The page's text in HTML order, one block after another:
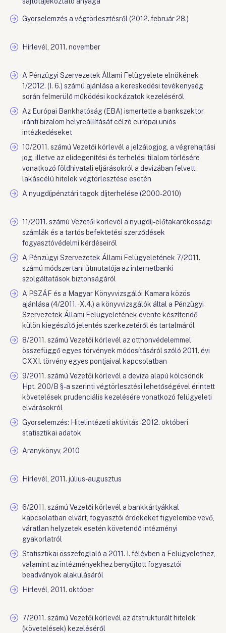
Gyorselemzés a végtörlesztésről (2012. február 28.)
Hírlevél, 2011. november
A Pénzügyi Szervezetek Állami Felügyelete elnökének
1/2012. (I. 6.) számú ajánlása a kereskedési tevékenység
során felmerülő működési kockázatok kezeléséről
Az Európai Bankhatóság (EBA) ismertette a bankszektor
iránti bizalom helyreállítását célzó európai uniós
intézkedéseket
10/2011. számú Vezetői körlevél a jelzálogjog, a végrehajtási
jog, illetve az elidegenítési és terhelési tilalom törlésére
vonatkozó földhivatali eljárásokról a devizában felvett
lakáscélú hitelek végtörlesztése esetén
A nyugdíjpénztári tagok díjterhelése (2000-2010)
11/2011. számú Vezetői körlevél a nyugdíj-előtakarékossági
számlák és a tartós befektetési szerződések
fogyasztóvédelmi kérdéseiről
A Pénzügyi Szervezetek Állami Felügyeletének 7/2011.
számú módszertani útmutatója az internetbanki
szolgáltatások biztonságáról
A PSZÁF és a Magyar Könyvvizsgálói Kamara közös
ajánlása (4/2011. - X.4.) a könyvvizsgálók által a Pénzügyi
Szervezetek Állami Felügyeletének évente készítendő
külön kiegészítő jelentés szerkezetéről és tartalmáról
8/2011. számú Vezetői körlevél az otthonvédelemmel
összefüggő egyes törvények módosításáról szóló 2011. évi
CXXI. törvény egyes pontjaival kapcsolatban
9/2011. számú Vezetői körlevél a deviza alapú kölcsönök
Hpt. 200/B §-a szerinti végtörlesztési lehetőségével érintett
követelések prudenciális kezelésére vonatkozó felügyeleti
elvárásokról
Gyorselemzés: Hitelintézeti aktivitás - 2012. októberi
statisztikai adatok
Aranykönyv, 2010
Hírlevél, 2011. július-augusztus
6/2011. számú Vezetői körlevél a bankkártyákkal
kapcsolatban elvárt, fogyasztói érdekeket figyelembe vevő,
váratlan helyzetek esetén követendő intézményi
gyakorlatról
Statisztikai összefoglaló a 2011. I. félévben a Felügyelethez,
valamint az intézményekhez benyújtott fogyasztói
beadványok alakulásáról
Hírlevél, 2011. október
7/2011. számú Vezetői körlevél az átstrukturált hitelek
(követelések) kezeléséről